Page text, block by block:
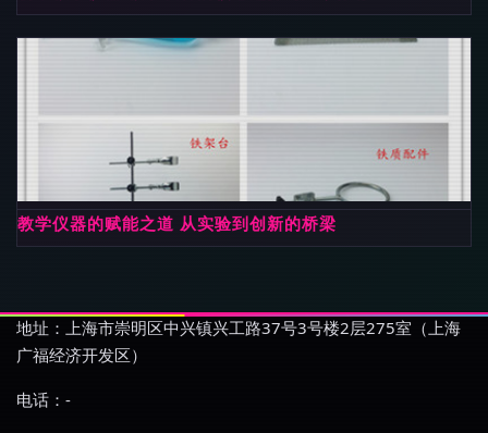
教学仪器的赋能之道 从实验到创新的桥梁
地址：上海市崇明区中兴镇兴工路37号3号楼2层275室（上海
广福经济开发区）
电话：-